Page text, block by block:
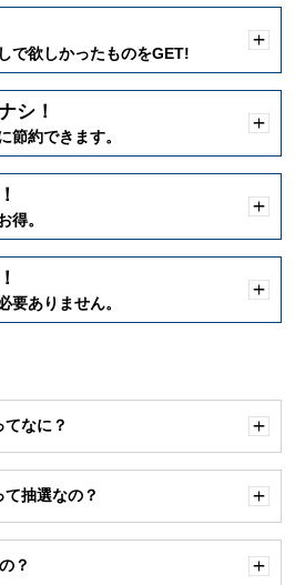
で欲しかったものをGET!
く
シ！
節約できます。
く
得。
く
要ありません。
く
てなに？
く
て抽選なの？
く
？